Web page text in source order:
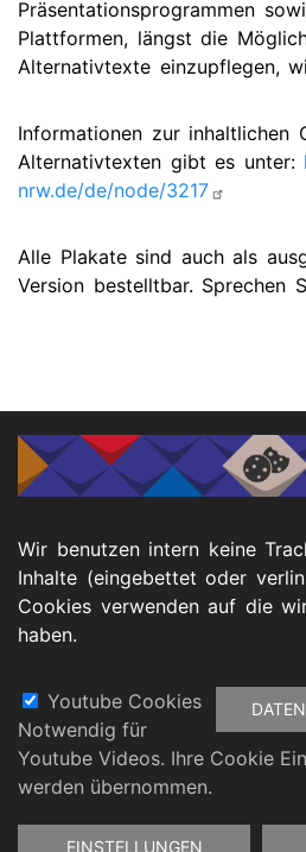
Präsentationsprogrammen
Plattformen, längst die
Alternativtexte einzupflegen,
Informationen zur inhaltlichen
Alternativtexten gibt es unter:
nrw.de/de/node/3217
Alle Plakate sind auch als
Version bestelltbar. Sprechen
📥 Downloads
PDF Frosch-Plakat
PDF Vogel-Plakat
Fußbereich
Wir benutzen intern keine
Inhalte (eingebettet oder
Cookies verwenden auf die
haben.
Youtube Cookies
Notwendig für
Youtube Videos. Ihre Cookie
werden übernommen.
EINSTELLUNGEN
Zustimmung